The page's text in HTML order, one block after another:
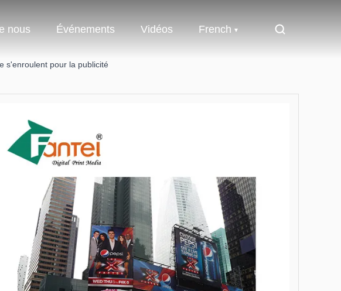
nous Événements Vidéos French
s'enroulent pour la publicité